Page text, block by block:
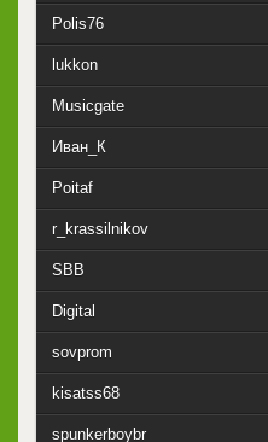
Polis76
lukkon
Musicgate
Иван_К
Poitaf
r_krassilnikov
SBB
Digital
sovprom
kisatss68
spunkerboybr